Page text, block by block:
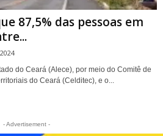
87,5% das pessoas em
do Ceará (Alece), por meio do Comitê de
do Ceará (Celditec), e o...
- Advertisement -